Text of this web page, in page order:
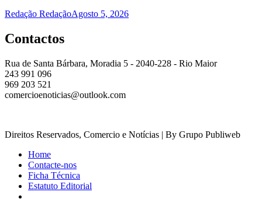
Redação RedaçãoAgosto 5, 2026
Contactos
Rua de Santa Bárbara, Moradia 5 - 2040-228 - Rio Maior
243 991 096
969 203 521
comercioenoticias@outlook.com
Direitos Reservados, Comercio e Notícias | By Grupo Publiweb
Home
Contacte-nos
Ficha Técnica
Estatuto Editorial